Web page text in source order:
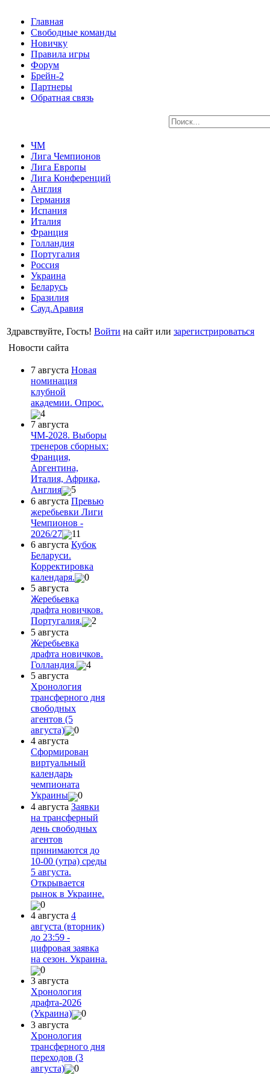
Главная
Свободные команды
Новичку
Правила игры
Форум
Брейн-2
Партнеры
Обратная связь
ЧМ
Лига Чемпионов
Лига Европы
Лига Конференций
Англия
Германия
Испания
Италия
Франция
Голландия
Португалия
Россия
Украина
Беларусь
Бразилия
Сауд.Аравия
Здравствуйте, Гость! Войти на сайт или зарегистрироваться
Новости сайта
7 августа Новая
номинация
клубной
академии. Опрос.
4
7 августа
ЧМ-2028. Выборы
тренеров сборных:
Франция,
Аргентина,
Италия, Африка,
Англия
5
6 августа Превью
жеребьевки Лиги
Чемпионов -
2026/27
11
6 августа Кубок
Беларуси.
Корректировка
календаря.
0
5 августа
Жеребьевка
драфта новичков.
Португалия.
2
5 августа
Жеребьевка
драфта новичков.
Голландия.
4
5 августа
Хронология
трансферного дня
свободных
агентов (5
августа)
0
4 августа
Сформирован
виртуальный
календарь
чемпионата
Украины
0
4 августа Заявки
на трансферный
день свободных
агентов
принимаются до
10-00 (утра) среды
5 августа.
Открывается
рынок в Украине.
0
4 августа 4
августа (вторник)
до 23:59 -
цифровая заявка
на сезон. Украина.
0
3 августа
Хронология
драфта-2026
(Украина)
0
3 августа
Хронология
трансферного дня
переходов (3
августа)
0